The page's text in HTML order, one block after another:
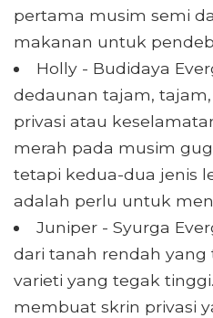
pertama musim semi
makanan untuk
Holly - Budidaya
dedaunan tajam,
privasi atau
merah pada musim
tetapi kedua-dua jenis
adalah perlu untuk
Juniper - Syurga
dari tanah rendah
varieti yang tegak
membuat skrin privasi